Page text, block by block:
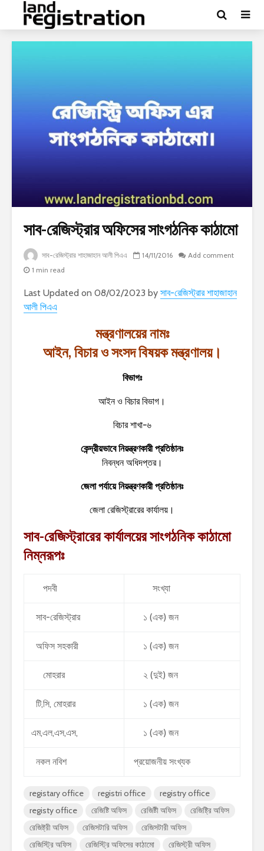
সাব-রেজিস্ট্রার অফিসের সাংগঠনিক কাঠামো
সাব-রেজিস্ট্রার শাহাজাহান আলী পিএএ 14/11/2016
Add comment
1 min read
Last Updated on 08/02/2023 by সাব-রেজিস্ট্রার শাহাজাহান
আলী পিএএ
মন্ত্রণালয়ের নামঃ
আইন, বিচার ও সংসদ বিষয়ক মন্ত্রণালয়।
বিভাগঃ
আইন ও বিচার বিভাগ।
বিচার শাখা-৬
কেন্দ্রীয়ভাবে নিয়ন্ত্রণকারী প্রতিষ্ঠানঃ
নিবন্ধন অধিদপ্তর।
জেলা পর্যায়ে নিয়ন্ত্রণকারী প্রতিষ্ঠানঃ
জেলা রেজিস্ট্রারের কার্যালয়।
সাব-রেজিস্ট্রারের কার্যালয়ের সাংগঠনিক কাঠামো
নিম্নরূপঃ
পদবী সংখ্যা
সাব-রেজিস্ট্রার ১ (এক) জন
অফিস সহকারী ১ (এক) জন
মোহরার ২ (দুই) জন
টি,সি, মোহরার ১ (এক) জন
এম,এল,এস,এস, ১ (এক) জন
নকল নবিশ প্রয়োজনীয় সংখ্যক
registary office registri office
registry office
registy office
রেজিষ্টি অফিস রেজিষ্টী অফিস
রেজিষ্ট্রি অফিস
রেজিষ্ট্রী অফিস
রেজিসটারি অফিস
রেজিসটারী অফিস
রেজিস্ট্রি অফিস
রেজিস্ট্রি অফিসের কাঠামো রেজিস্ট্রী অফিস